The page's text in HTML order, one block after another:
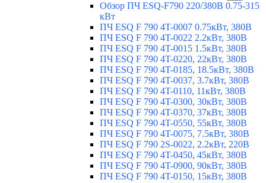
Обзор ПЧ ESQ-F790 220/380В 0.75-315
кВт
ПЧ ESQ F 790 4T-0007 0.75кВт, 380В
ПЧ ESQ F 790 4T-0022 2.2кВт, 380В
ПЧ ESQ F 790 4T-0015 1.5кВт, 380В
ПЧ ESQ F 790 4T-0220, 22кВт, 380В
ПЧ ESQ F 790 4T-0185, 18.5кВт, 380В
ПЧ ESQ F 790 4T-0037, 3.7кВт, 380В
ПЧ ESQ F 790 4T-0110, 11кВт, 380В
ПЧ ESQ F 790 4T-0300, 30кВт, 380В
ПЧ ESQ F 790 4T-0370, 37кВт, 380В
ПЧ ESQ F 790 4T-0550, 55кВт, 380В
ПЧ ESQ F 790 4T-0075, 7.5кВт, 380В
ПЧ ESQ F 790 2S-0022, 2.2кВт, 220В
ПЧ ESQ F 790 4T-0450, 45кВт, 380В
ПЧ ESQ F 790 4T-0900, 90кВт, 380В
ПЧ ESQ F 790 4T-0150, 15кВт, 380В